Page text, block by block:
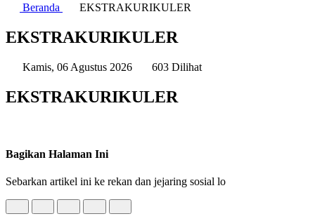
Beranda EKSTRAKURIKULER
EKSTRAKURIKULER
Kamis, 06 Agustus 2026 603 Dilihat
EKSTRAKURIKULER
Bagikan Halaman Ini
Sebarkan artikel ini ke rekan dan jejaring sosial lo